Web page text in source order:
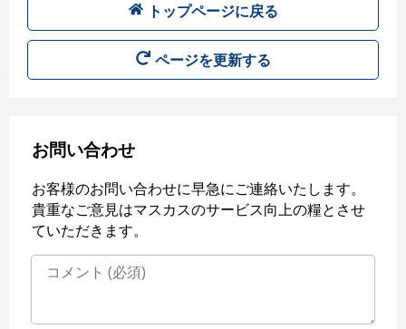
トップページに戻る
ページを更新する
お問い合わせ
お客様のお問い合わせに早急にご連絡いたします。
貴重なご意見はマスカスのサービス向上の糧とさせ
ていただきます。